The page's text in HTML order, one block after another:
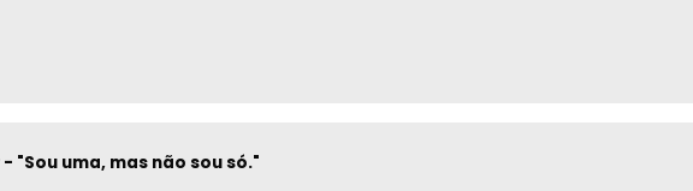
- "Sou uma, mas não sou só."